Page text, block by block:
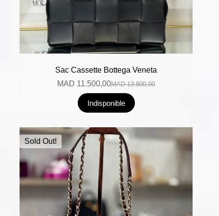
Sac Cassette Bottega Veneta
MAD13.800,00
MAD 11.500,00
Indisponible
Sold Out!